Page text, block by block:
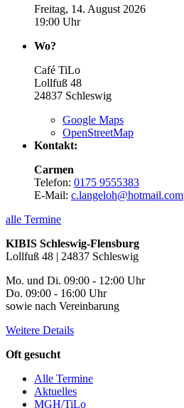
Freitag, 14. August 2026
19:00 Uhr
Wo?
Café TiLo
Lollfuß 48
24837 Schleswig
Google Maps
OpenStreetMap
Kontakt:
Carmen
Telefon: 0175 9555383
E-Mail: c.langeloh@hotmail.com
alle Termine
KIBIS Schleswig-Flensburg
Lollfuß 48 | 24837 Schleswig
Mo. und Di. 09:00 - 12:00 Uhr
Do. 09:00 - 16:00 Uhr
sowie nach Vereinbarung
Weitere Details
Oft gesucht
Alle Termine
Aktuelles
MGH/TiLo